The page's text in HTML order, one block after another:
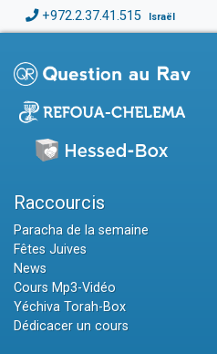
+972.2.37.41.515 Israël
Raccourcis
Paracha de la semaine
Fêtes Juives
News
Cours Mp3-Vidéo
Yéchiva Torah-Box
Dédicacer un cours